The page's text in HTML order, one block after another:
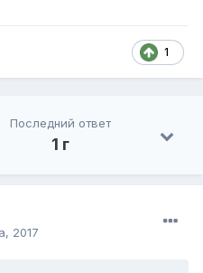
1
Последний ответ
1 г
2017